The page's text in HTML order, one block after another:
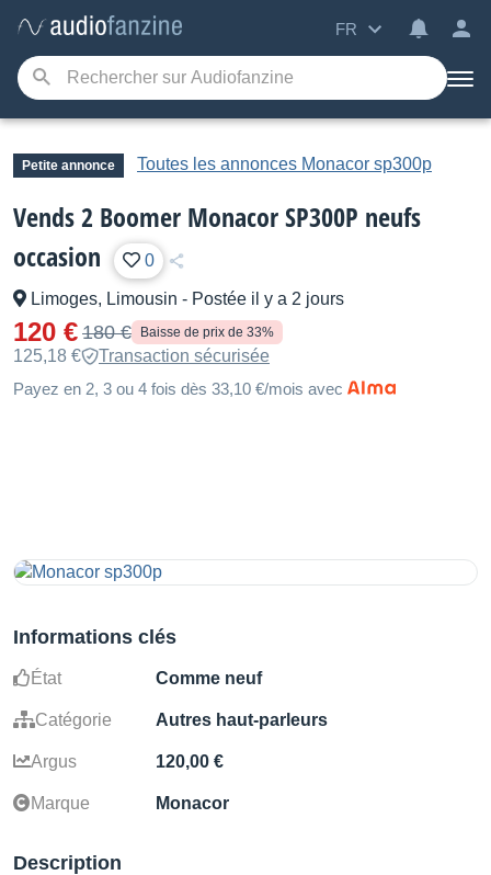
FR
Petite annonce Toutes les annonces Monacor sp300p
Vends 2 Boomer Monacor SP300P neufs
occasion
0
Limoges, Limousin - Postée il y a 2 jours
120 € 180 € Baisse de prix de 33%
125,18 €
Transaction sécurisée
Payez en 2, 3 ou 4 fois dès 33,10 €/mois avec
Informations clés
État Comme neuf
Catégorie Autres haut-parleurs
Argus 120,00 €
Marque Monacor
Description